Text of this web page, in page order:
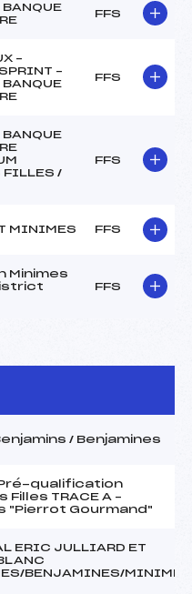
BANQUE
FFS
–
–
BANQUE
FFS
BANQUE
FILLES /
FFS
MINIMES FFS
Minimes
FFS
/ Benjamines
Pré-qualification
Filles TRACE A –
"Pierrot Gourmand"
ERIC JULLIARD ET
BENJAMINES/MINIMES